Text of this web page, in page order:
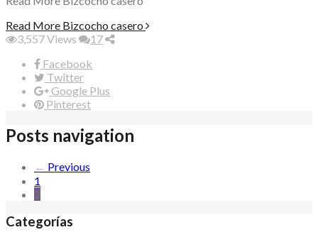
Read More Bizcocho casero
3,557Views
17
Facebook
Twitter
Google Plus
Pinterest
Posts navigation
← Previous
1
2
Categorías